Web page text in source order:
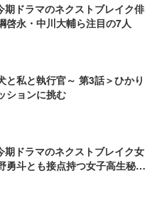
期ドラマのネクストブレイク俳
啓永・中川大輔ら注目の7人
と私と執行官～ 第3話＞ひかり
ションに挑む
期ドラマのネクストブレイク女
勇斗とも接点持つ女子高生秘書